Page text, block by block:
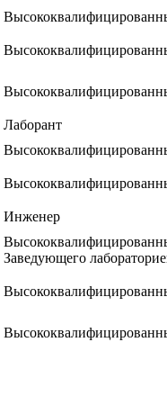
Лаборант
Инженер
Заведующего